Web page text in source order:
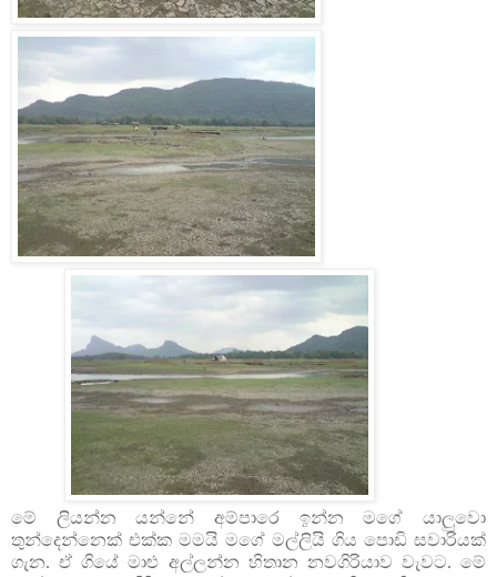
මේ ලියන්න යන්නේ අම්පාරෙ ඉන්න මගේ යාලුවො
තුන්දෙන්නෙක් එක්ක මමයි මගේ මල්ලියි ගිය පොඩි සවාරියක්
ගැන. ඒ ගියේ මාළු අල්ලන්න හිතාන නවගිරියාව වැවට. මේ